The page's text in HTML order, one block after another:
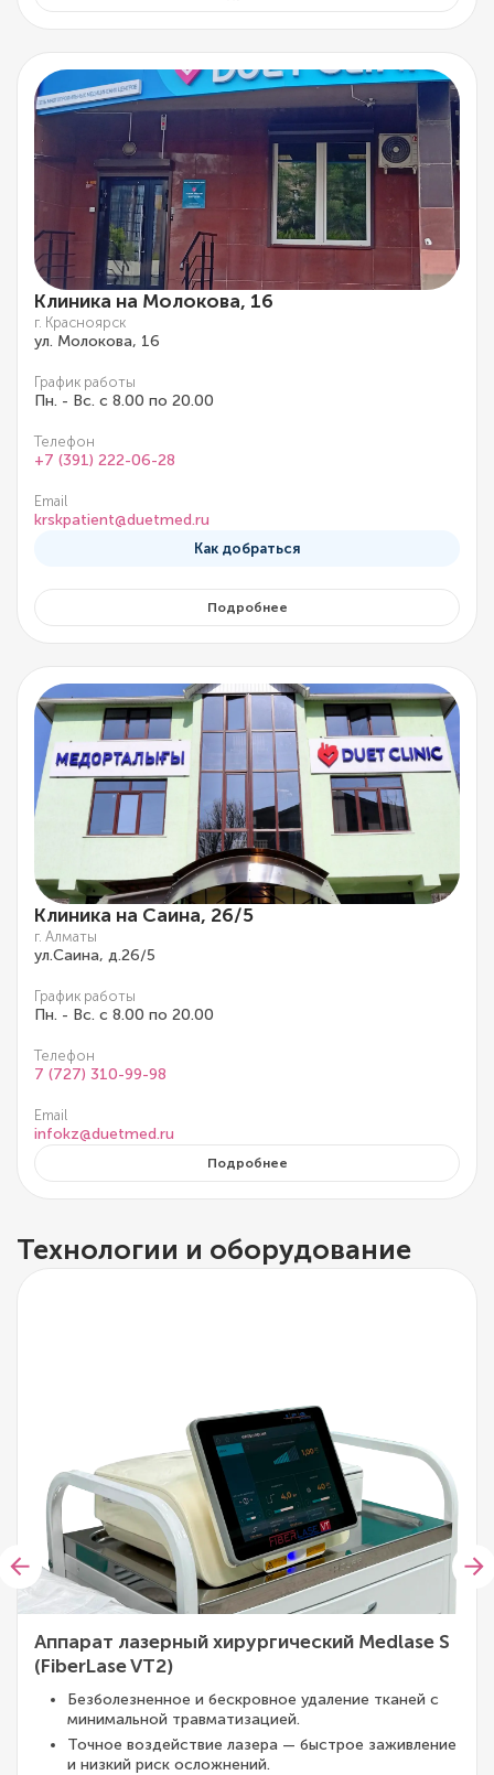
Клиника на Молокова, 16
г. Красноярск
ул. Молокова, 16
График работы
Пн. - Вс. с 8.00 по 20.00
Телефон
+7 (391) 222-06-28
Email
krskpatient@duetmed.ru
Как добраться
Подробнее
Клиника на Саина, 26/5
г. Алматы
ул.Саина, д.26/5
График работы
Пн. - Вс. с 8.00 по 20.00
Телефон
7 (727) 310-99-98
Email
infokz@duetmed.ru
Подробнее
Технологии и оборудование
Аппарат лазерный хирургический Medlase S
(FiberLase VT2)
Безболезненное и бескровное удаление тканей с
минимальной травматизацией.
Точное воздействие лазера — быстрое заживление
и низкий риск осложнений.